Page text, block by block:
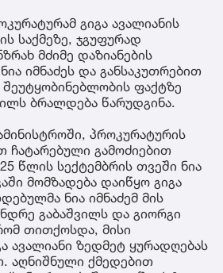
გიგა ავალიანის
საქმეზე, ჯგუფურად
მძიმე დაზიანების
იმნაძეს და განსაკუთრებით
ფაქტზე
ბრალდება წარუდგინა.
პროკურატურის
ჩატარებული გამოძიებით
წლის სექტემბრის თვეში ნია
მომზადება დაიწყო გიგა
ნია იმნაძემ მის
გაბაშვილს და გიორგი
თითქოსდა, მისი
ავალიანი ზედმეტ ყურადღებას
აღნიშნული ქმედებით